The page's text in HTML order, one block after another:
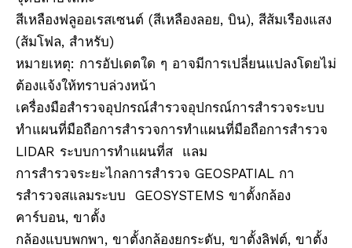
สีเหลืองฟลูออเรสเซนต์ (สีเหลืองลอย, บิน), สีส้มเรืองแสง
(ส้มโฟล, สำหรับ)
หมายเหตุ: การอัปเดตใด ๆ อาจมีการเปลี่ยนแปลงโดยไม่
ต้องแจ้งให้ทราบล่วงหน้า
เครื่องมือสำรวจอุปกรณ์สำรวจอุปกรณ์การสำรวจระบบ
ทำแผนที่มือถือการสำรวจการทำแผนที่มือถือการสำรวจ
LIDAR ระบบการทำแผนที่ส แลม
การสำรวจระยะไกลการสำรวจ GEOSPATIAL กา
รสำรวจสแลมระบบ GEOSYSTEMS ขาตั้งกล้อง
คาร์บอน, ขาตั้ง
กล้องแบบพกพา, ขาตั้งกล้องยกระดับ, ขาตั้งลิฟต์, ขาตั้ง